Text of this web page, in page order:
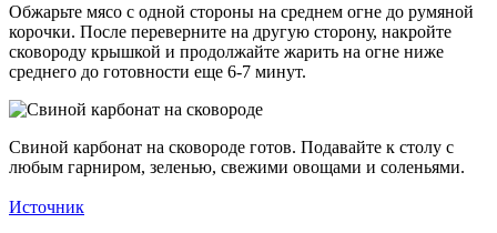
Обжарьте мясо с одной стороны на среднем огне до румяной
корочки. После переверните на другую сторону, накройте
сковороду крышкой и продолжайте жарить на огне ниже
среднего до готовности еще 6-7 минут.
Свиной карбонат на сковороде готов. Подавайте к столу с
любым гарниром, зеленью, свежими овощами и соленьями.
Источник